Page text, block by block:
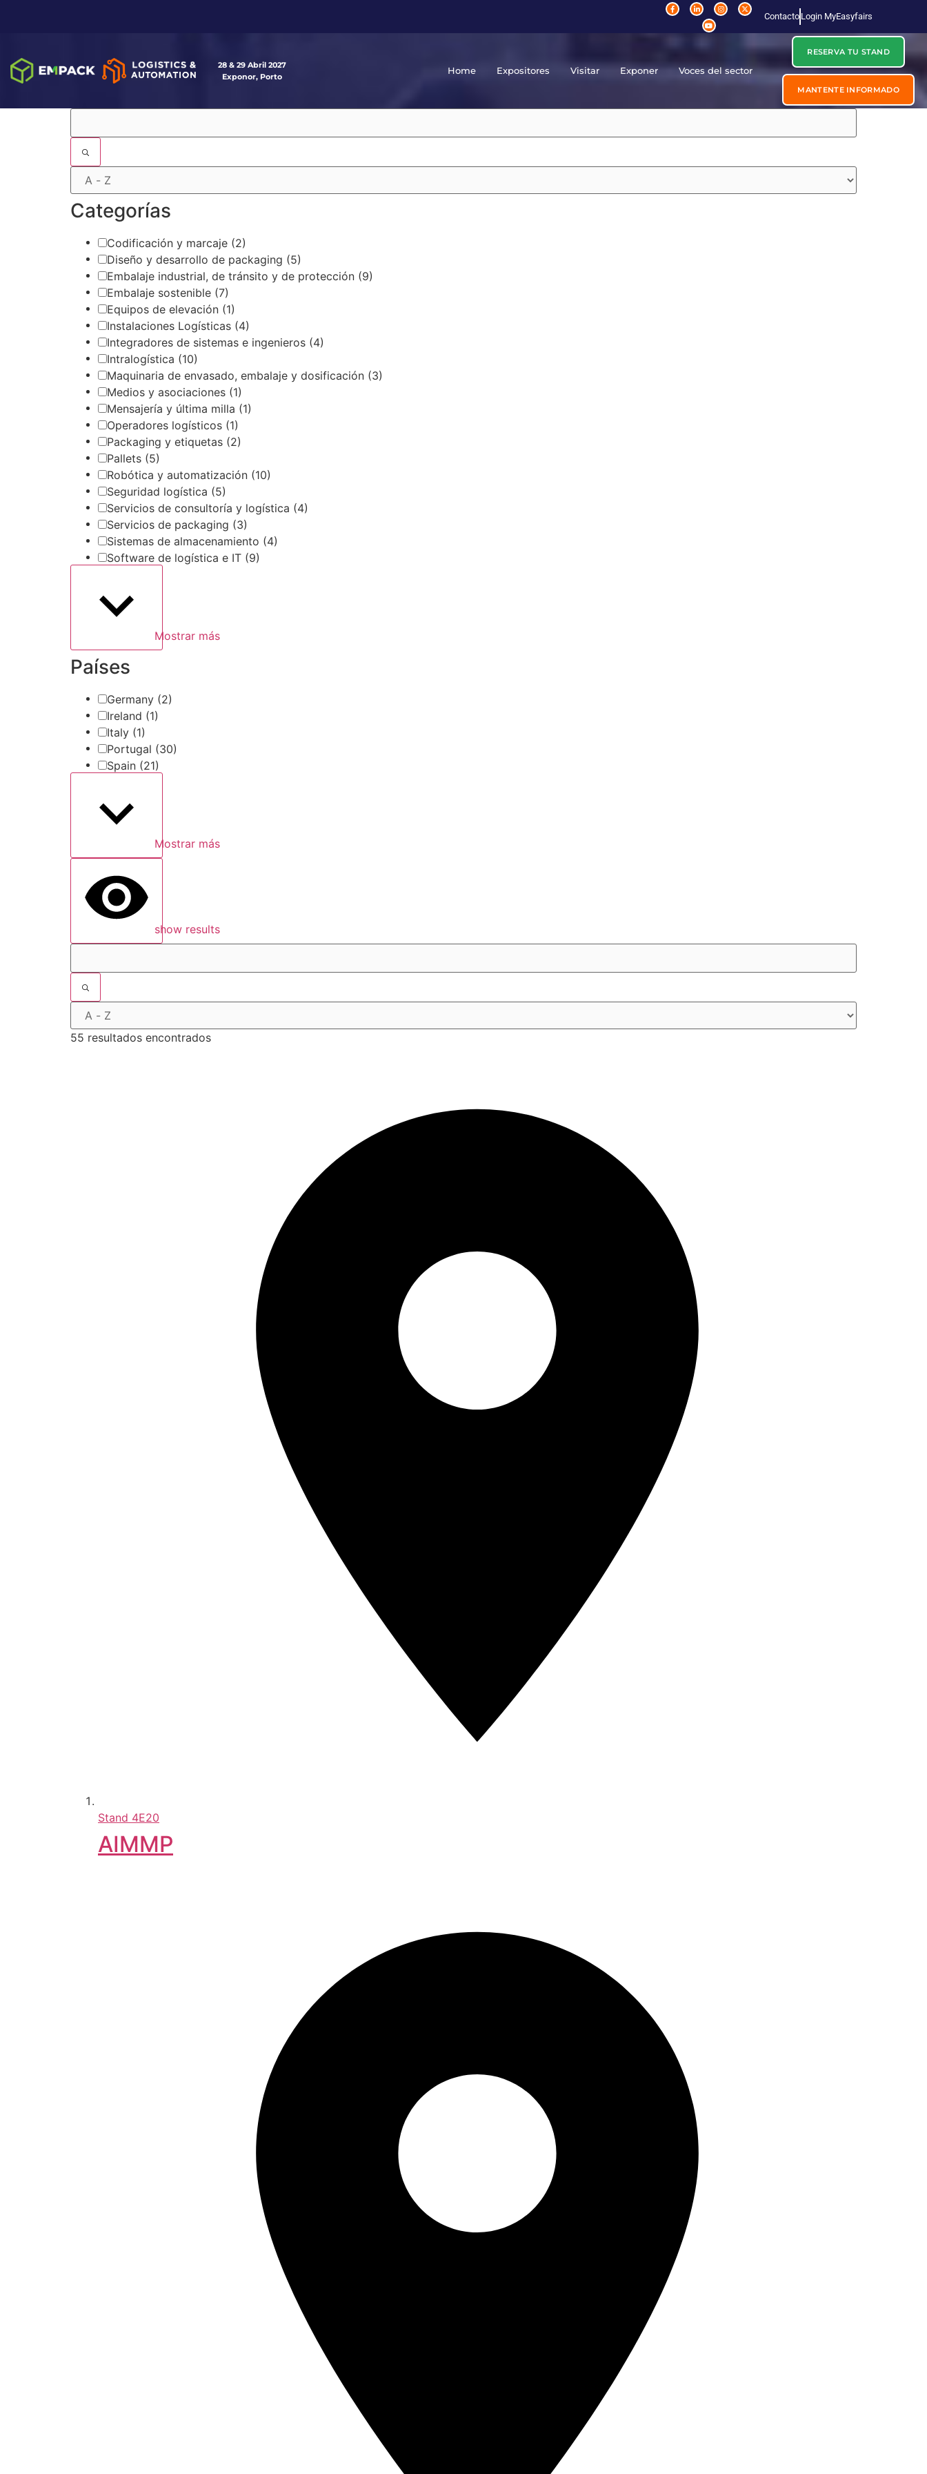
Contacto Login MyEasyfairs
28 & 29 Abril 2027
Exponor, Porto
Home Expositores Visitar Exponer Voces del sector
RESERVA TU STAND
MANTENTE INFORMADO
Categorías
Codificación y marcaje (2)
Diseño y desarrollo de packaging (5)
Embalaje industrial, de tránsito y de protección (9)
Embalaje sostenible (7)
Equipos de elevación (1)
Instalaciones Logísticas (4)
Integradores de sistemas e ingenieros (4)
Intralogística (10)
Maquinaria de envasado, embalaje y dosificación (3)
Medios y asociaciones (1)
Mensajería y última milla (1)
Operadores logísticos (1)
Packaging y etiquetas (2)
Pallets (5)
Robótica y automatización (10)
Seguridad logística (5)
Servicios de consultoría y logística (4)
Servicios de packaging (3)
Sistemas de almacenamiento (4)
Software de logística e IT (9)
Mostrar más
Países
Germany (2)
Ireland (1)
Italy (1)
Portugal (30)
Spain (21)
Mostrar más
show results
55 resultados encontrados
Stand 4E20
AIMMP